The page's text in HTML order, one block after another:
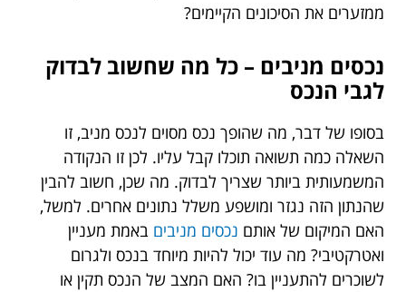
ממזערים את הסיכונים הקיימים?
נכסים מניבים – כל מה שחשוב לבדוק
לגבי הנכס
בסופו של דבר, מה שהופך נכס מסוים לנכס מניב, זו
השאלה כמה תשואה תוכלו קבל עליו. לכן זו הנקודה
המשמעותית ביותר שצריך לבדוק. מה שכן, חשוב להבין
שהנתון הזה נגזר ומושפע משלל נתונים אחרים. למשל,
האם המיקום של אותם נכסים מניבים באמת מעניין
ואטרקטיבי? מה עוד יכול להיות מיוחד בנכס ולגרום
לשוכרים להתעניין בו? האם המצב של הנכס תקין או